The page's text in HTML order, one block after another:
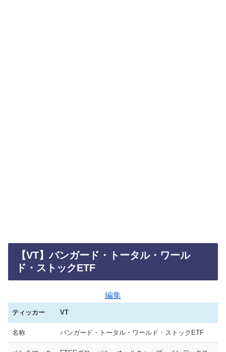
【VT】バンガード・トータル・ワール
ド・ストックETF
編集
ティッカー VT
名称 バンガード・トータル・ワールド・ストックETF